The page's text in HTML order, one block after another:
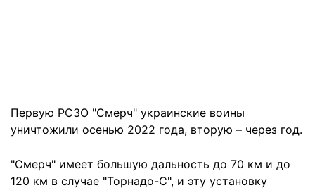
Первую РСЗО "Смерч" украинские воины
уничтожили осенью 2022 года, вторую – через год.
"Смерч" имеет большую дальность до 70 км и до
120 км в случае "Торнадо-С", и эту установку